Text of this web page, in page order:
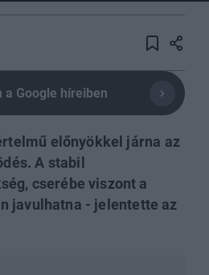
a Google híreiben
előnyökkel járna az
A stabil
cserébe viszont a
javulhatna - jelentette az